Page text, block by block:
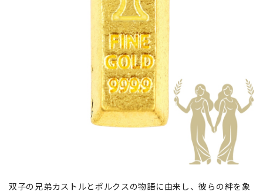
双子の兄弟カストルとポルクスの物語に由来し、彼らの絆を象